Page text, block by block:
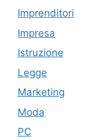
Imprenditori
Impresa
Istruzione
Legge
Marketing
Moda
PC